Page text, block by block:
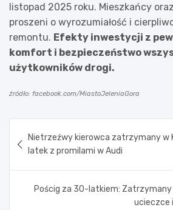
listopad 2025 roku. Mieszkańcy
proszeni o wyrozumiałość i
remontu. Efekty inwestycji z
komfort i bezpieczeństwo
użytkowników drogi.
źródło: facebook.com/MiastoJeleniaGora
wpisu
Nietrzeźwy kierowca zatrzymany w
latek z promilami w Audi
Pościg za 30-latkiem: Zatrzymany
ucieczce